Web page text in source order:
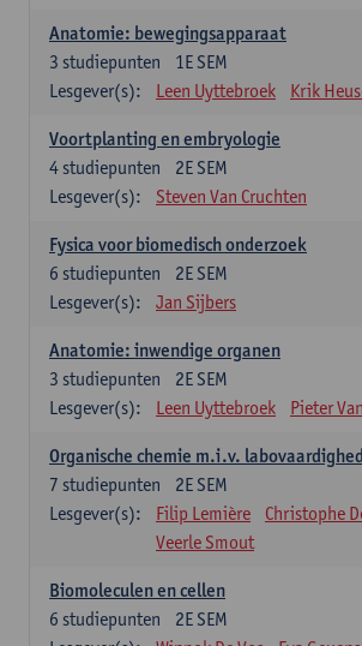
Anatomie: bewegingsapparaat
1E SEM
3 studiepunten
Lesgever(s):
Leen Uyttebroek Krik
Voortplanting en embryologie
2E SEM
4studiepunten
Lesgever(s):
Steven Van Cruchten
Fysica voor biomedisch onderzoek
2E SEM
6 studiepunten
Lesgever(s):
Jan Sijbers
Anatomie: inwendige organen
2E SEM
3 studiepunten
Lesgever(s):
Leen Uyttebroek Pieter
Organische chemie m.i.v.
2E SEM
7 studiepunten
Lesgever(s):
Filip Lemière
Christophe
Veerle Smout
Biomoleculen en cellen
2E SEM
6 studiepunten